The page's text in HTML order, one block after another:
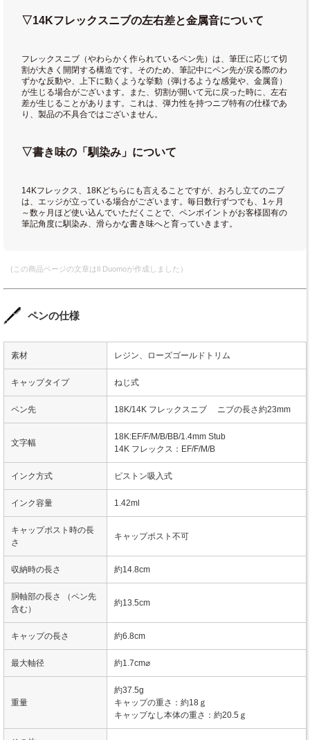
▽14Kフレックスニブの左右差と金属音について
フレックスニブ（やわらかく作られているペン先）は、筆圧に応じて切
割が大きく開閉する構造です。そのため、筆記中にペン先が戻る際のわ
ずかな反動や、上下に動くような挙動（弾けるような感覚や、金属音）
が生じる場合がございます。また、切割が開いて元に戻った時に、左右
差が生じることがあります。これは、弾力性を持つニブ特有の仕様であ
り、製品の不具合ではございません。
▽書き味の「馴染み」について
14Kフレックス、18Kどちらにも言えることですが、おろし立てのニブ
は、エッジが立っている場合がございます。毎日数行ずつでも、1ヶ月
～数ヶ月ほど使い込んでいただくことで、ペンポイントがお客様固有の
筆記角度に馴染み、滑らかな書き味へと育っていきます。
(この商品ページの文章はIl Duomoが作成しました）
ペンの仕様
素材 レジン、ローズゴールドトリム
キャップタイプ ねじ式
ペン先 18K/14K フレックスニブ ニブの長さ約23mm
文字幅
18K:EF/F/M/B/BB/1.4mm Stub
14K フレックス：EF/F/M/B
インク方式 ピストン吸入式
インク容量 1.42ml
キャップポスト時の長
さ
キャップポスト不可
収納時の長さ 約14.8cm
胴軸部の長さ （ペン先
含む）
約13.5cm
キャップの長さ 約6.8cm
最大軸径 約1.7cm⌀
重量
約37.5g
キャップの重さ：約18ｇ
キャップなし本体の重さ：約20.5ｇ